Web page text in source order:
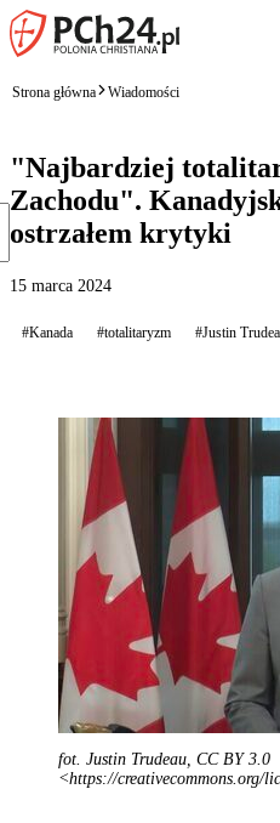
Strona główna Wiadomości
"Najbardziej
Zachodu".
ostrzałem krytyki
15 marca 2024
#Kanada #totalitaryzm #Justin
fot. Justin Trudeau, CC BY 3.0
<https://creativecommons.org/